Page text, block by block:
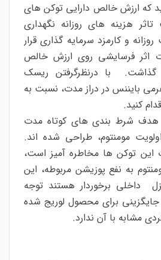
که ارزش خالص دارایی توکن های
هزینه های روزانه نگهداری
و کارمزد سرمایه گذاری قرار
اثر فرسایشی روی ارزش خالص
گذاشت. با درنظرگرفتن ریسک
بایننس در دراز مدت، نسبت به
کنید.
هدف شرط بندی های کوتاه مدت
مومنتوم، طراحی شده اند.
این توکن ها مخاطره آمیز است،
به نفع پوزیشن مربوطه، این
داخلی برخوردار هستند‌ توجه
داشته باشید که blvt جایگزینی برای محصول لوریج شده
مشابه با آن ندارد.